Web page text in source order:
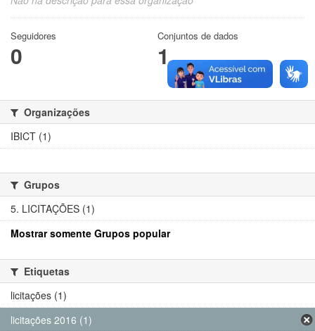
Seguidores
0
Conjuntos de dados
1
Organizações
IBICT (1)
Grupos
5. LICITAÇÕES (1)
Mostrar somente Grupos popular
Etiquetas
licitações (1)
licitações 2016 (1)